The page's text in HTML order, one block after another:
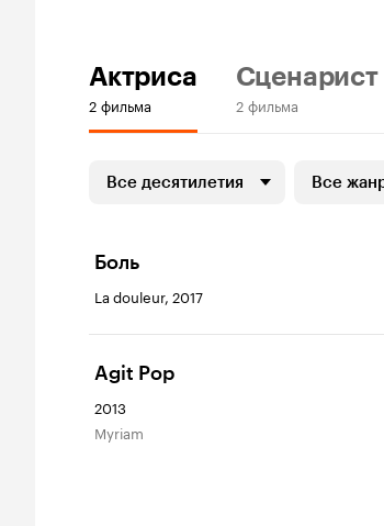
Актриса
2 фильма
Сценарист
2 фильма
Все десятилетия Все
Боль
La douleur, 2017
Agit Pop
2013
Myriam